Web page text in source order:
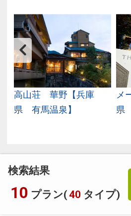
検索結果
10 プラン(40 タイプ)
高山荘 華野【兵庫
県 有馬温泉】
メ
県